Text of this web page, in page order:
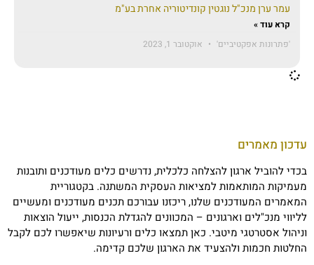
עמר ערן מנכ"ל נוגטין קונדיטוריה אחרת בע"מ
קרא עוד »
'פתרונות אפקטיביים'
אוקטובר 1, 2023
עדכון מאמרים
בכדי להוביל ארגון להצלחה כלכלית, נדרשים כלים מעודכנים ותובנות
מעמיקות המותאמות למציאות העסקית המשתנה. בקטגוריית
המאמרים המעודכנים שלנו, ריכזנו עבורכם תכנים מעודכנים ומעשיים
לליווי מנכ"לים וארגונים – המכוונים להגדלת הכנסות, ייעול הוצאות
וניהול אסטרטגי מיטבי. כאן תמצאו כלים ורעיונות שיאפשרו לכם לקבל
החלטות חכמות ולהצעיד את הארגון שלכם קדימה.